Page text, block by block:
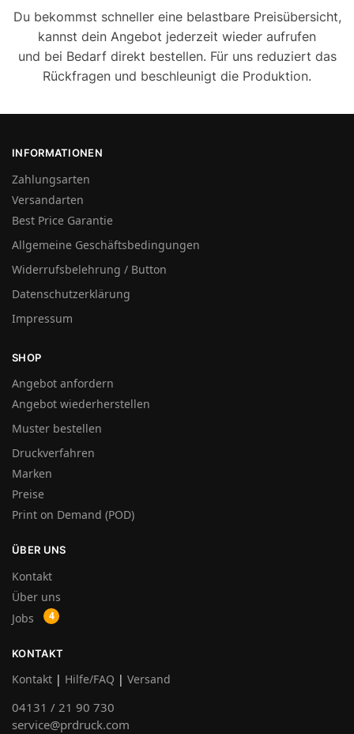
Du bekommst schneller eine belastbare Preisübersicht,
kannst dein Angebot jederzeit wieder aufrufen
und bei Bedarf direkt bestellen. Für uns reduziert das
Rückfragen und beschleunigt die Produktion.
INFORMATIONEN
Zahlungsarten
Versandarten
Best Price Garantie
Allgemeine Geschäftsbedingungen
Widerrufsbelehrung / Button
Datenschutzerklärung
Impressum
SHOP
Angebot anfordern
Angebot wiederherstellen
Muster bestellen
Druckverfahren
Marken
Preise
Print on Demand (POD)
ÜBER UNS
Kontakt
Über uns
Jobs
KONTAKT
Kontakt | Hilfe/FAQ | Versand
04131 / 21 90 730
service@prdruck.com